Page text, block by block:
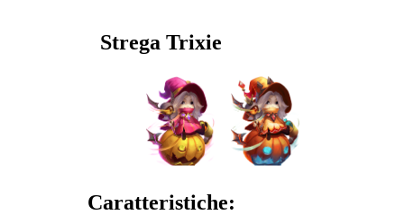
Strega Trixie
Caratteristiche: